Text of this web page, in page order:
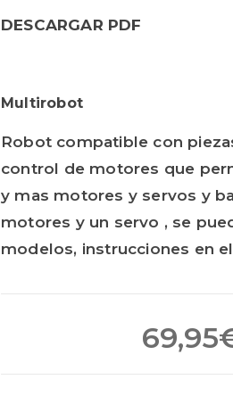
DESCARGAR PDF
Multirobot
Robot compatible con
control de motores que
y mas motores y servos y
motores y un servo , se
modelos, instrucciones en
69,95